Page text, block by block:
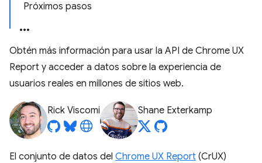
Próximos pasos
Obtén más información para usar la API de Chrome UX
Report y acceder a datos sobre la experiencia de
usuarios reales en millones de sitios web.
Rick Viscomi Shane Exterkamp
El conjunto de datos del Chrome UX Report (CrUX)